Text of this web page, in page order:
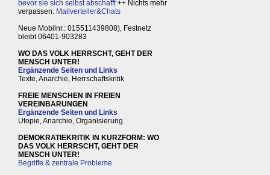
bevor sie sich selbst abschafft++ Nichts mehr
verpassen: Mailverteiler&Chats
Neue Mobilnr.: 015511439808), Festnetz
bleibt 06401-903283
WO DAS VOLK HERRSCHT, GEHT DER
MENSCH UNTER!
Ergänzende Seiten und Links
Texte, Anarchie, Herrschaftskritik
FREIE MENSCHEN IN FREIEN
VEREINBARUNGEN
Ergänzende Seiten und Links
Utopie, Anarchie, Organisierung
DEMOKRATIEKRITIK IN KURZFORM: WO
DAS VOLK HERRSCHT, GEHT DER
MENSCH UNTER!
Begriffe & zentrale Probleme